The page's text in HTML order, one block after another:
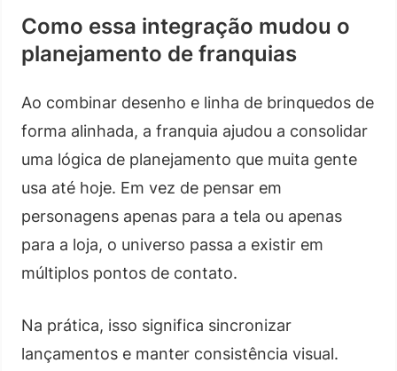
Como essa integração mudou o
planejamento de franquias
Ao combinar desenho e linha de brinquedos de
forma alinhada, a franquia ajudou a consolidar
uma lógica de planejamento que muita gente
usa até hoje. Em vez de pensar em
personagens apenas para a tela ou apenas
para a loja, o universo passa a existir em
múltiplos pontos de contato.
Na prática, isso significa sincronizar
lançamentos e manter consistência visual.